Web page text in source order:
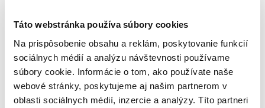
Táto webstránka používa súbory cookies
Na prispôsobenie obsahu a reklám, poskytovanie funkcií
sociálnych médií a analýzu návštevnosti používame
súbory cookie. Informácie o tom, ako používate naše
webové stránky, poskytujeme aj našim partnerom v
oblasti sociálnych médií, inzercie a analýzy. Títo partneri
Voľnobežné otáčky 315 - 630 min
Počet úderov
naprazdno
1.650 - 3.300
min-1
Sila jednotlivého
príklepu
5,1 J